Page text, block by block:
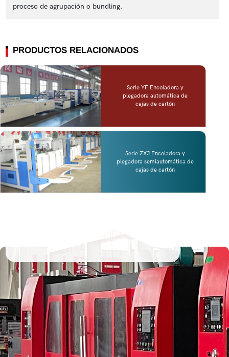
proceso de agrupación o bundling.
PRODUCTOS RELACIONADOS
Serie YF Encoladora y
plegadora automática de
cajas de cartón
Serie ZXJ Encoladora y
plegadora semiautomática de
cajas de cartón